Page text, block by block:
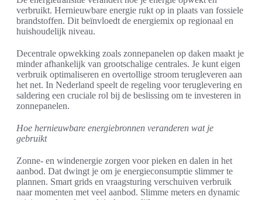
verbruikt. Hernieuwbare energie rukt op in plaats van fossiele
brandstoffen. Dit beïnvloedt de energiemix op regionaal en
huishoudelijk niveau.
Decentrale opwekking zoals zonnepanelen op daken maakt je
minder afhankelijk van grootschalige centrales. Je kunt eigen
verbruik optimaliseren en overtollige stroom terugleveren aan
het net. In Nederland speelt de regeling voor teruglevering en
saldering een cruciale rol bij de beslissing om te investeren in
zonnepanelen.
Hoe hernieuwbare energiebronnen veranderen wat je
gebruikt
Zonne- en windenergie zorgen voor pieken en dalen in het
aanbod. Dat dwingt je om je energieconsumptie slimmer te
plannen. Smart grids en vraagsturing verschuiven verbruik
naar momenten met veel aanbod. Slimme meters en dynamic